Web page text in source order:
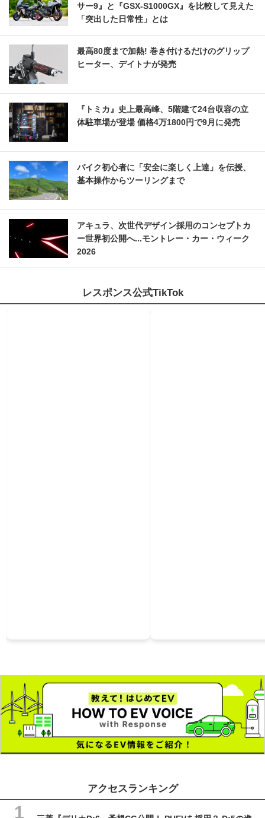
サー9』と『GSX-S1000GX』を比較して見えた
「突出した日常性」とは
最高80度まで加熱! 巻き付けるだけのグリップ
ヒーター、デイトナが発売
『トミカ』史上最高峰、5階建て24台収容の立
体駐車場が登場 価格4万1800円で9月に発売
バイク初心者に「安全に楽しく上達」を伝授、
基本操作からツーリングまで
アキュラ、次世代デザイン採用のコンセプトカ
ー世界初公開へ...モントレー・カー・ウィーク
2026
レスポンス公式TikTok
アクセスランキング